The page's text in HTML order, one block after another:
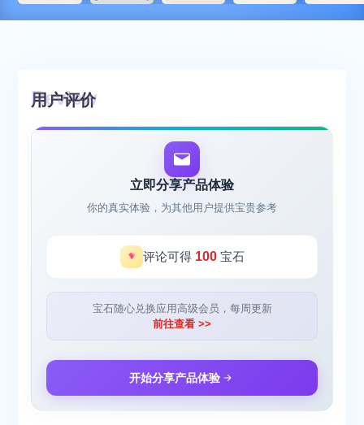
用户评价
立即分享产品体验
你的真实体验，为其他用户提供宝贵参考
评论可得 100宝石
宝石随心兑换应用高级会员，每周更新
前往查看 >>
开始分享产品体验